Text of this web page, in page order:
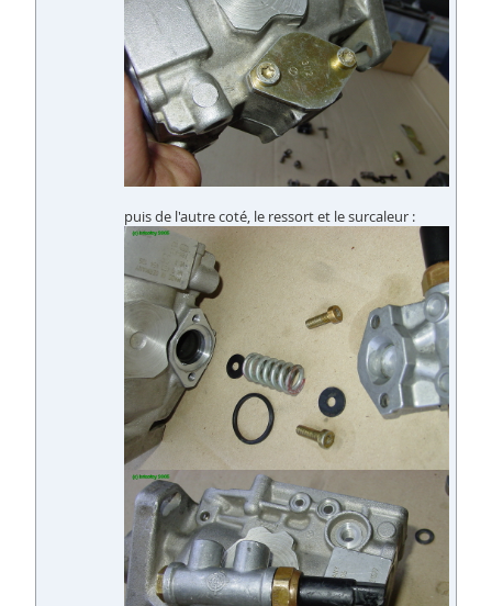
puis de l'autre coté, le ressort et le surcaleur :